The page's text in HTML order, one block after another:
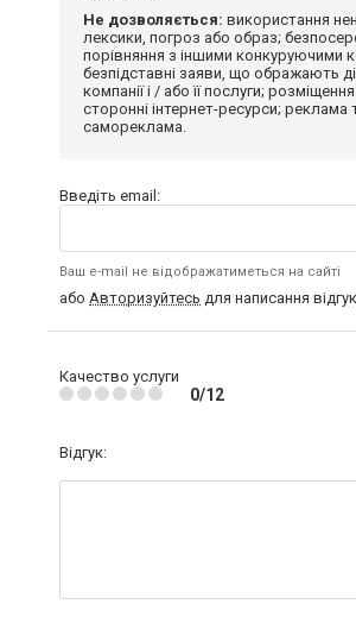
Не дозволяється: використання
лексики, погроз або образ;
порівняння з іншими конкуруючими
безпідставні заяви, що ображають
компанії і / або її послуги;
сторонні інтернет-ресурси; реклама
самореклама.
Введіть email:
Ваш e-mail не відображатиметься на сайті
або Авторизуйтесь для написання
Качество услуги
0/12
Відгук: